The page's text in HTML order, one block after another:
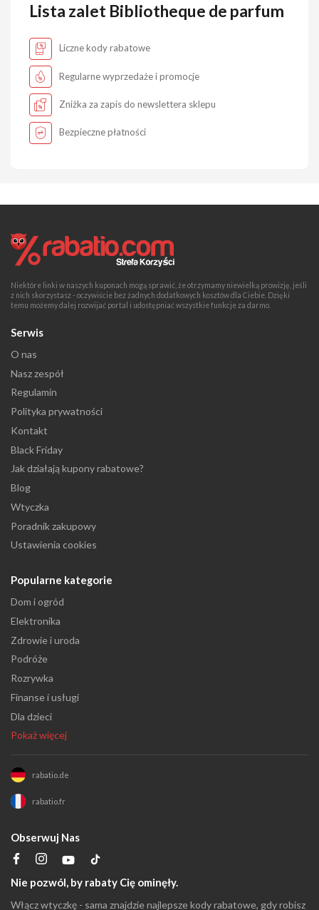
Lista zalet Bibliotheque de parfum
Liczne kody rabatowe
Regularne wyprzedaże i promocje
Zniżka za zapis do newslettera sklepu
Bezpieczne płatności
Niektóre linki w naszych kuponach mogą sprawić, że otrzymamy niewielką prowizję, jeśli
z nich skorzystasz - oczywiście bez żadnych dodatkowych kosztów dla Ciebie. Dzięki
temu możemy dalej rozwijać portal i udostępniać wszystkie funkcje za darmo.
Serwis
O nas
Nasz zespół
Regulamin
Polityka prywatności
Kontakt
Black Friday
Jak działają kupony rabatowe?
Blog
Wtyczka
Poradnik zakupowy
Ustawienia cookies
Popularne kategorie
Dom i ogród
Elektronika
Zdrowie i uroda
Podróże
Rozrywka
Finanse i usługi
Dla dzieci
Pokaż więcej
rabatio.de
rabatio.fr
Obserwuj Nas
Nie pozwól, by rabaty Cię ominęły.
Włącz wtyczkę - sama znajdzie najlepsze kody rabatowe, gdy robisz